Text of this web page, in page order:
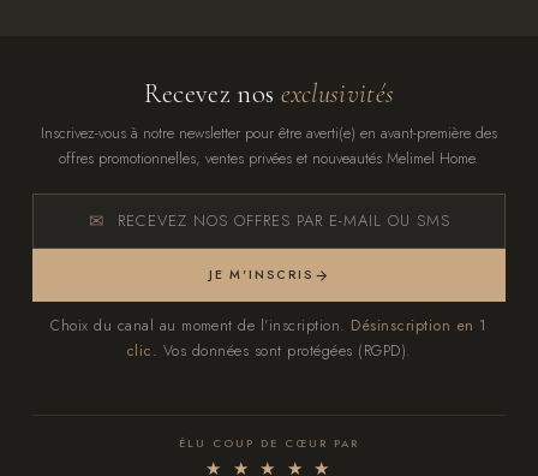
Recevez nos exclusivités
Inscrivez-vous à notre newsletter pour être averti(e) en avant-première des
offres promotionnelles, ventes privées et nouveautés Melimel Home.
RECEVEZ NOS OFFRES PAR E-MAIL OU SMS
JE M'INSCRIS
Choix du canal au moment de l'inscription. Désinscription en 1
clic. Vos données sont protégées (RGPD).
ÉLU COUP DE CŒUR PAR
★ ★ ★ ★ ★